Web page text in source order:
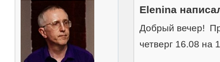
Elenina
Добрый вечер!
четверг 16.08 на